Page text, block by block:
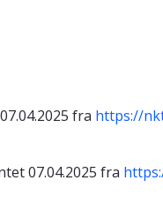
fra https://
07.04.2025 fra